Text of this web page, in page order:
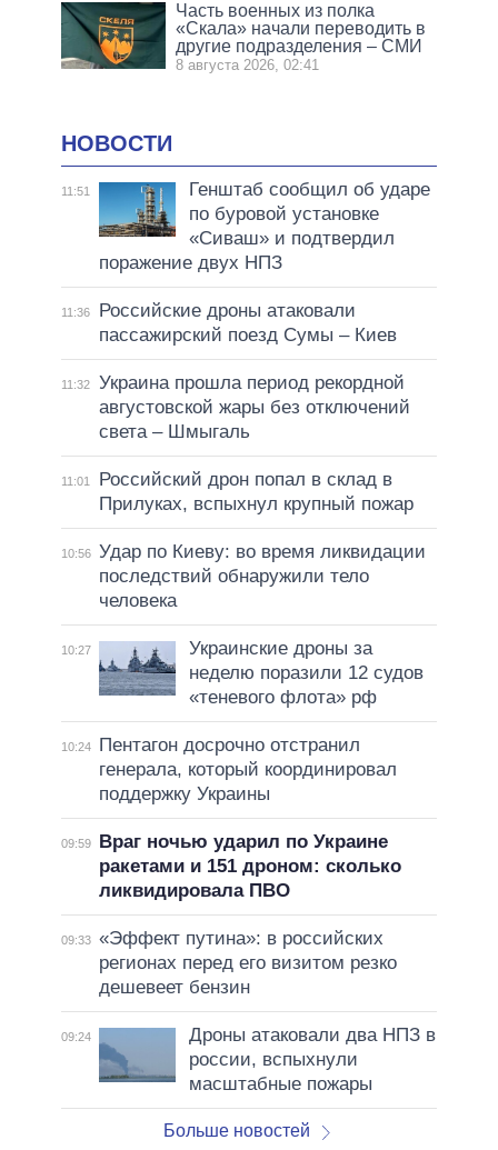
Часть военных из полка
«Скала» начали переводить в
другие подразделения – СМИ
8 августа 2026, 02:41
НОВОСТИ
11:51
Генштаб сообщил об ударе
по буровой установке
«Сиваш» и подтвердил
поражение двух НПЗ
11:36
Российские дроны атаковали
пассажирский поезд Сумы – Киев
11:32
Украина прошла период рекордной
августовской жары без отключений
света – Шмыгаль
11:01
Российский дрон попал в склад в
Прилуках, вспыхнул крупный пожар
10:56 Удар по Киеву: во время ликвидации
последствий обнаружили тело
человека
10:27
Украинские дроны за
неделю поразили 12 судов
«теневого флота» рф
10:24
Пентагон досрочно отстранил
генерала, который координировал
поддержку Украины
09:59
Враг ночью ударил по Украине
ракетами и 151 дроном: сколько
ликвидировала ПВО
09:33 «Эффект путина»: в российских
регионах перед его визитом резко
дешевеет бензин
09:24
Дроны атаковали два НПЗ в
россии, вспыхнули
масштабные пожары
Больше новостей